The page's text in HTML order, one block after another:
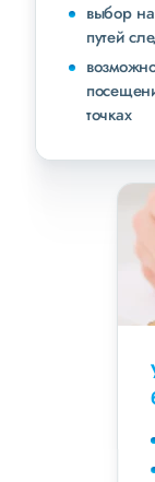
выбор
путей
точках